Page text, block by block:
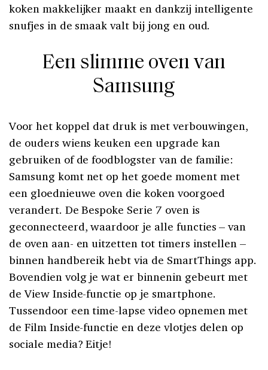
koken makkelijker maakt en dankzij intelligente
snufjes in de smaak valt bij jong en oud.
Een slimme oven van
Samsung
Voor het koppel dat druk is met verbouwingen,
de ouders wiens keuken een upgrade kan
gebruiken of de foodblogster van de familie:
Samsung komt net op het goede moment met
een gloednieuwe oven die koken voorgoed
verandert. De Bespoke Serie 7 oven is
geconnecteerd, waardoor je alle functies – van
de oven aan- en uitzetten tot timers instellen –
binnen handbereik hebt via de SmartThings app.
Bovendien volg je wat er binnenin gebeurt met
de View Inside-functie op je smartphone.
Tussendoor een time-lapse video opnemen met
de Film Inside-functie en deze vlotjes delen op
sociale media? Eitje!